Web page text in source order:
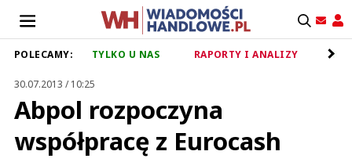
POLECAMY: TYLKO U NAS RAPORTY I ANALIZY
30.07.2013 / 10:25
Abpol rozpoczyna
współpracę z Eurocash